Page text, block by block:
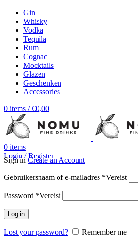
Gin
Whisky
Vodka
Tequila
Rum
Cognac
Mocktails
Glazen
Geschenken
Accessories
0 items / €0,00
0 items
Login / Register
Sign inCreate an Account
Gebruikersnaam of e-mailadres *Vereist
Password *Vereist
Log in
Lost your password?
Remember me